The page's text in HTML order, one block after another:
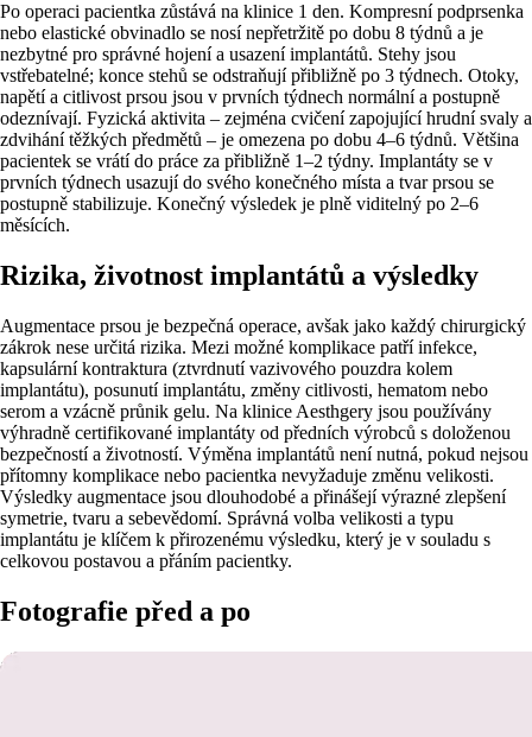
Po operaci pacientka zůstává na klinice 1 den. Kompresní podprsenka
nebo elastické obvinadlo se nosí nepřetržitě po dobu 8 týdnů a je
nezbytné pro správné hojení a usazení implantátů. Stehy jsou
vstřebatelné; konce stehů se odstraňují přibližně po 3 týdnech. Otoky,
napětí a citlivost prsou jsou v prvních týdnech normální a postupně
odeznívají. Fyzická aktivita – zejména cvičení zapojující hrudní svaly a
zdvihání těžkých předmětů – je omezena po dobu 4–6 týdnů. Většina
pacientek se vrátí do práce za přibližně 1–2 týdny. Implantáty se v
prvních týdnech usazují do svého konečného místa a tvar prsou se
postupně stabilizuje. Konečný výsledek je plně viditelný po 2–6
měsících.
Rizika, životnost implantátů a výsledky
Augmentace prsou je bezpečná operace, avšak jako každý chirurgický
zákrok nese určitá rizika. Mezi možné komplikace patří infekce,
kapsulární kontraktura (ztvrdnutí vazivového pouzdra kolem
implantátu), posunutí implantátu, změny citlivosti, hematom nebo
serom a vzácně průnik gelu. Na klinice Aesthgery jsou používány
výhradně certifikované implantáty od předních výrobců s doloženou
bezpečností a životností. Výměna implantátů není nutná, pokud nejsou
přítomny komplikace nebo pacientka nevyžaduje změnu velikosti.
Výsledky augmentace jsou dlouhodobé a přinášejí výrazné zlepšení
symetrie, tvaru a sebevědomí. Správná volba velikosti a typu
implantátu je klíčem k přirozenému výsledku, který je v souladu s
celkovou postavou a přáním pacientky.
Fotografie před a po